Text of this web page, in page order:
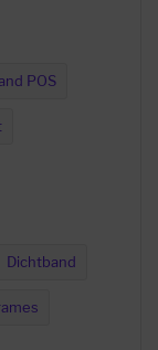
POS
Dichtband